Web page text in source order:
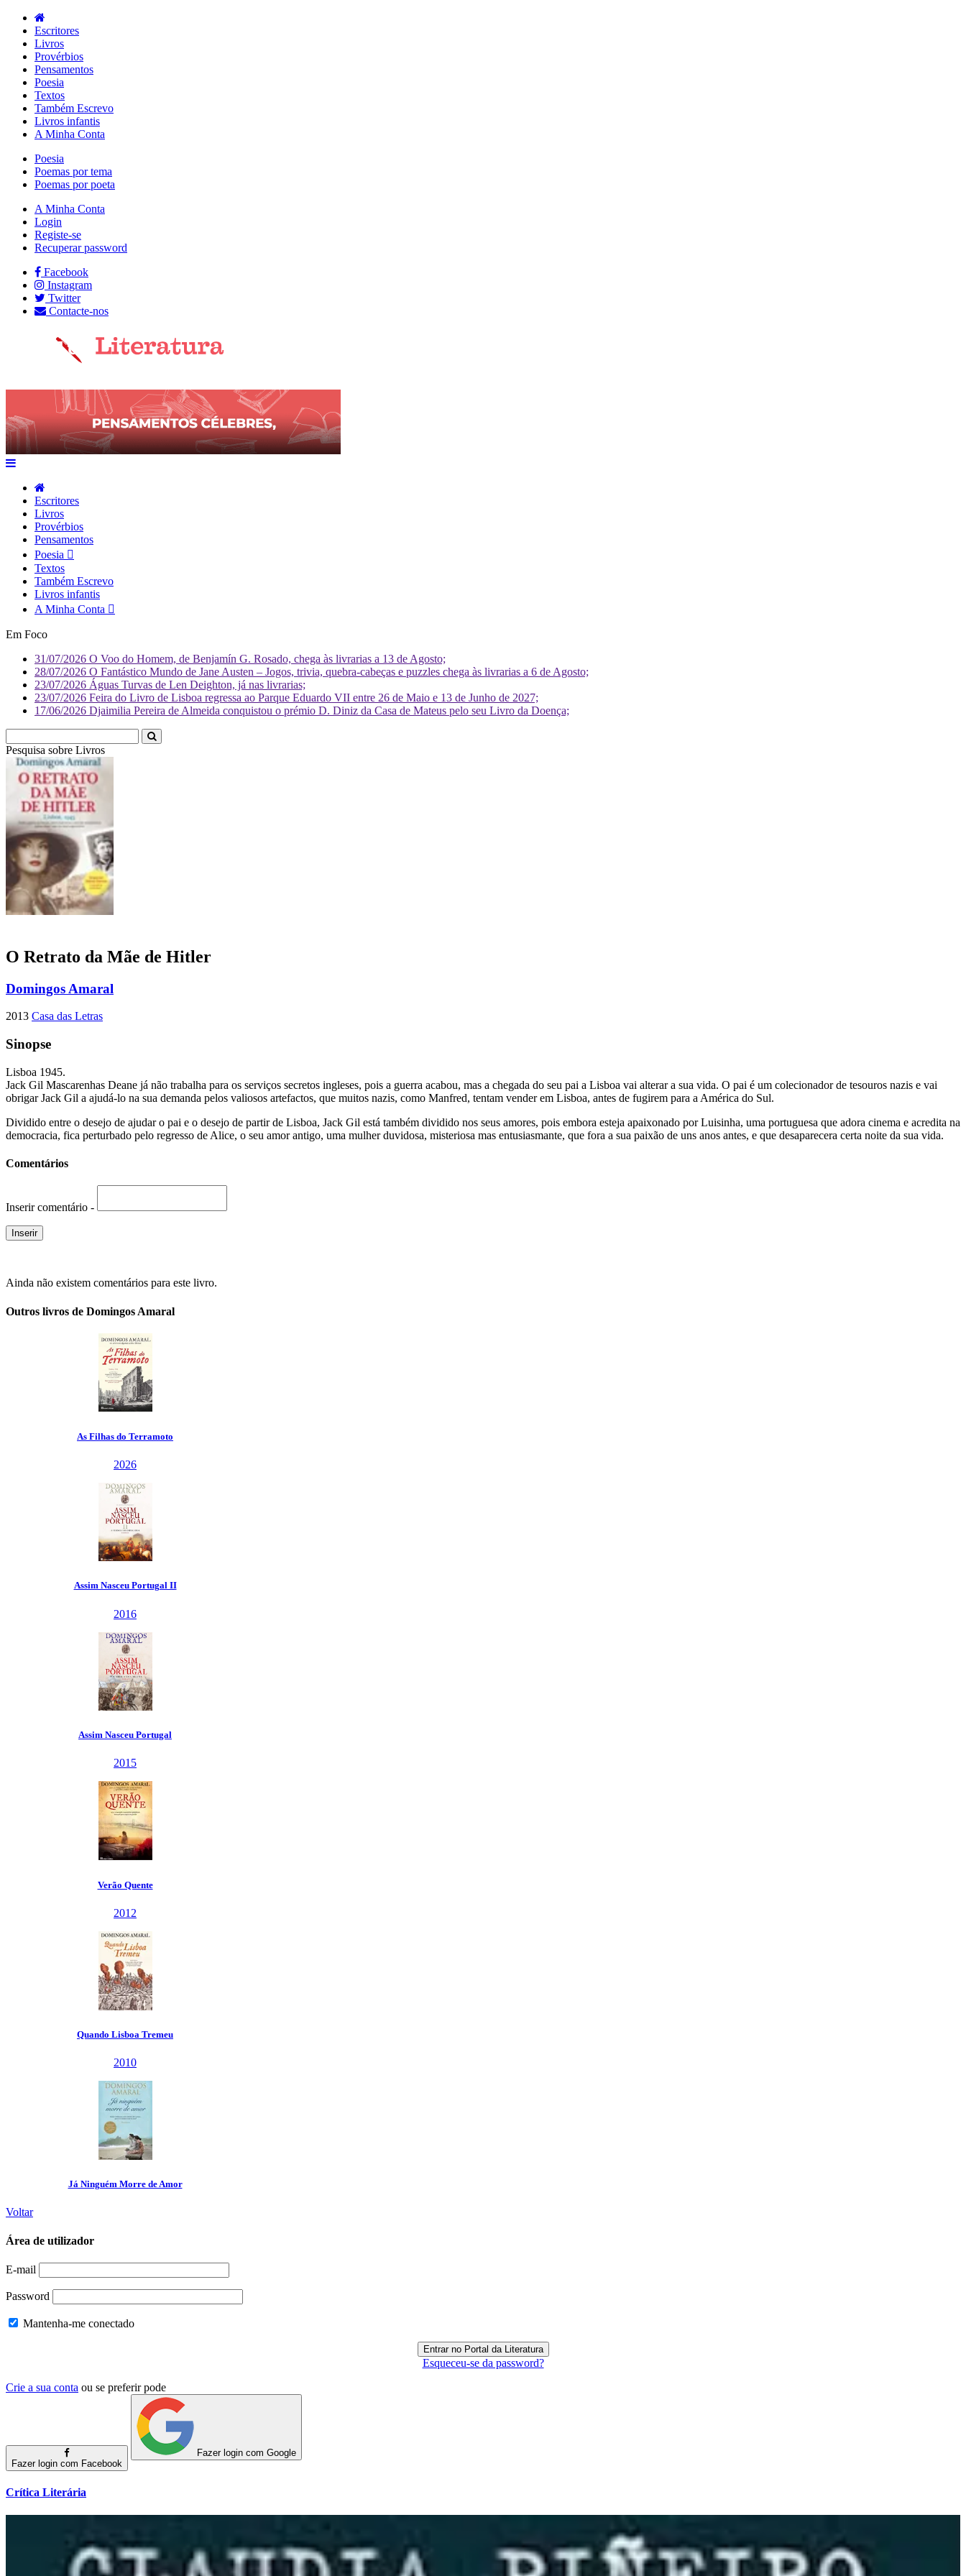
Escritores
Livros
Provérbios
Pensamentos
Poesia
Textos
Também Escrevo
Livros infantis
A Minha Conta
Poesia
Poemas por tema
Poemas por poeta
A Minha Conta
Login
Registe-se
Recuperar password
Facebook
Instagram
Twitter
Contacte-nos
Escritores
Livros
Provérbios
Pensamentos
Poesia
Textos
Também Escrevo
Livros infantis
A Minha Conta
Em Foco
31/07/2026 O Voo do Homem, de Benjamín G. Rosado, chega às livrarias a 13 de Agosto;
28/07/2026 O Fantástico Mundo de Jane Austen – Jogos, trivia, quebra-cabeças e puzzles chega às livrarias a 6 de Agosto;
23/07/2026 Águas Turvas de Len Deighton, já nas livrarias;
23/07/2026 Feira do Livro de Lisboa regressa ao Parque Eduardo VII entre 26 de Maio e 13 de Junho de 2027;
17/06/2026 Djaimilia Pereira de Almeida conquistou o prémio D. Diniz da Casa de Mateus pelo seu Livro da Doença;
Pesquisa sobre Li
O Retrato da Mãe de Hitler
Domingos Amaral
2013 Casa das Letras
Sinopse
Lisboa 1945.
Jack Gil Mascarenhas Deane já não trabalha para os serviços secretos ingleses, pois a guerra acabou, mas a chegada do seu pai a Lisboa vai alterar a sua vida. O pai é um colecionador de tesouros nazis e vai
obrigar Jack Gil a ajudá-lo na sua demanda pelos valiosos artefactos, que muitos nazis, como Manfred, tentam vender em Lisboa, antes de fugirem para a América do Sul.
Dividido entre o desejo de ajudar o pai e o desejo de partir de Lisboa, Jack Gil está também dividido nos seus amores, pois embora esteja apaixonado por Luisinha, uma portuguesa que adora cinema e acredita na
democracia, fica perturbado pelo regresso de Alice, o seu amor antigo, uma mulher duvidosa, misteriosa mas entusiasmante, que fora a sua paixão de uns anos antes, e que desaparecera certa noite da sua vida.
Comentários
Inserir comentário -
Ainda não existem comentários para este livro.
Outros livros de Domingos Amaral
Voltar
Área de utilizador
E-mail
Password
Mantenha-me conectado
Esqueceu-se da password?
Crie a sua conta ou se preferir pode
Fazer login com Facebook
Fazer login com Google
Crítica Literária